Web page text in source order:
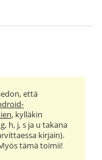
että
, kylläkin
h, j, s ja u takana
kirjain).
tämä toimii!